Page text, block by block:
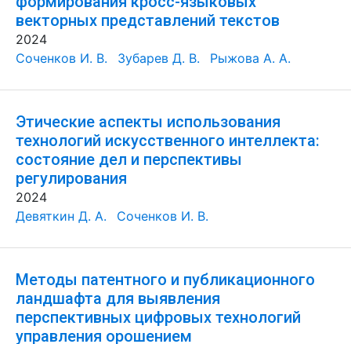
векторных представлений текстов
2024
Соченков И. В.
Зубарев Д. В. Рыжова А. А.
Этические аспекты использования
технологий искусственного интеллекта:
состояние дел и перспективы
регулирования
2024
Девяткин Д. А.
Соченков И. В.
Методы патентного и публикационного
ландшафта для выявления
перспективных цифровых технологий
управления орошением